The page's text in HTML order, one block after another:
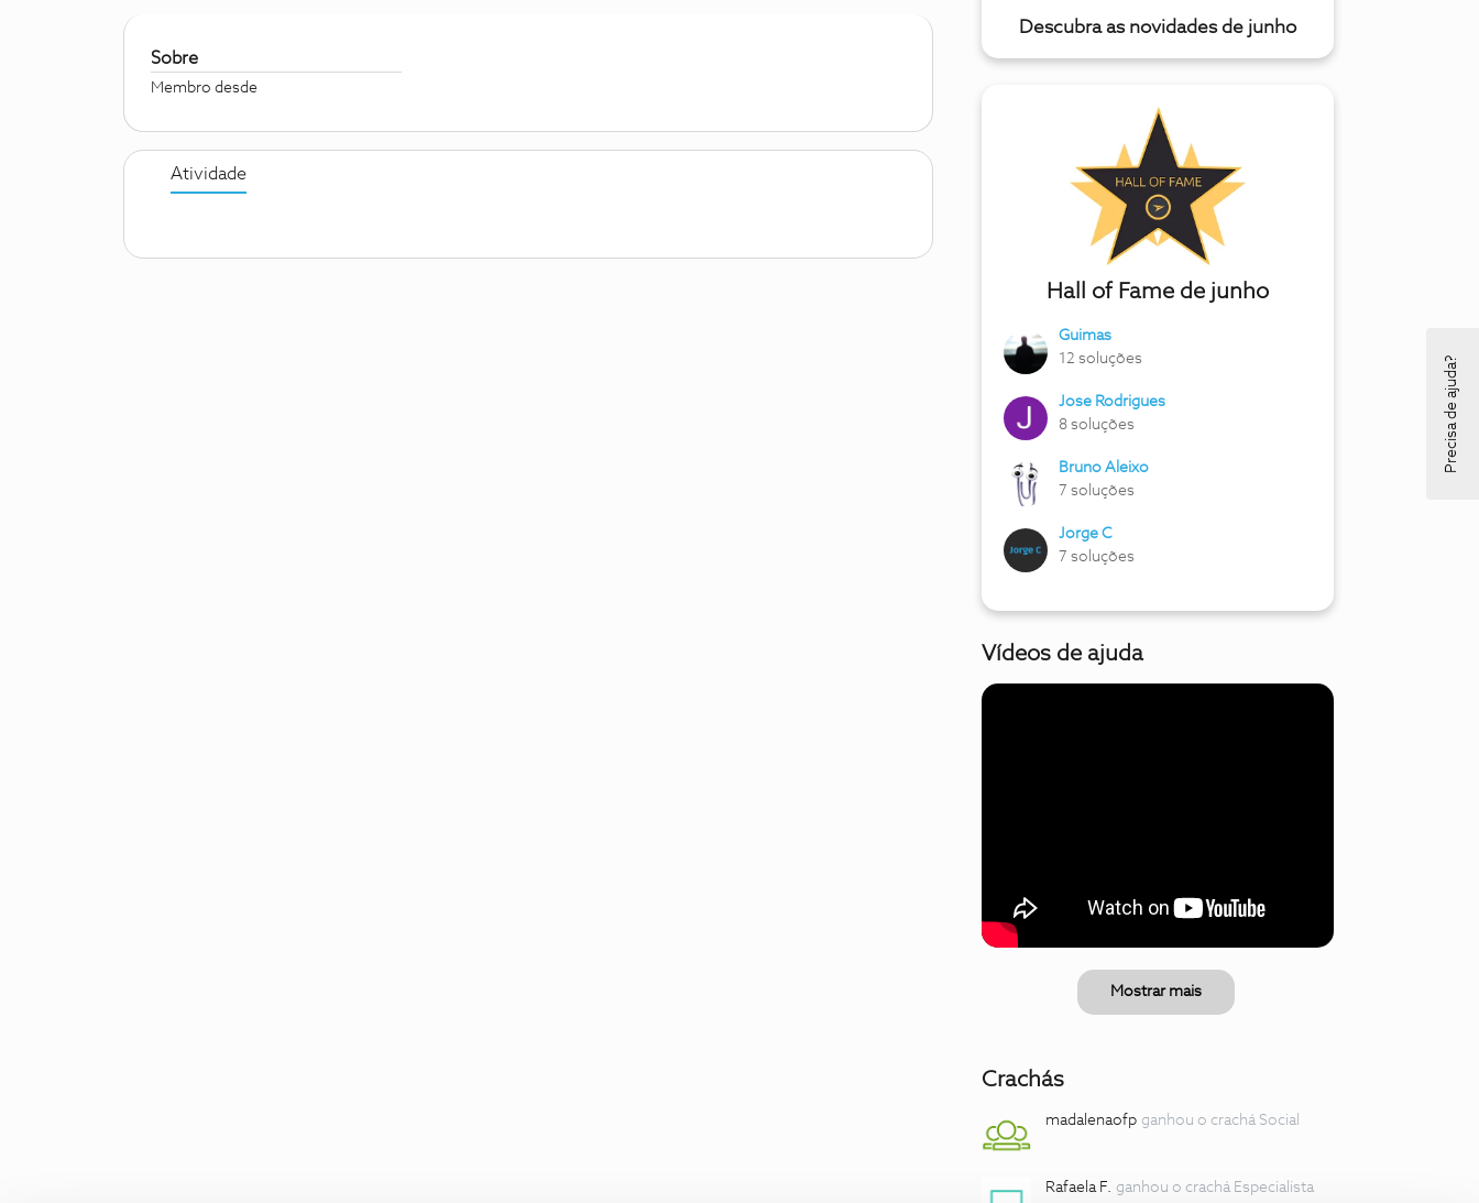
Sobre
Membro desde
Atividade
Descubra as novidades de junho
Hall of Fame de junho
Guimas
12 soluções
Jose Rodrigues
8 soluções
Bruno Aleixo
7 soluções
Jorge C
7 soluções
Vídeos de ajuda
Mostrar mais
Crachás
madalenaofp ganhou o crachá Social
Rafaela F. ganhou o crachá Especialista
Precisa de ajuda?